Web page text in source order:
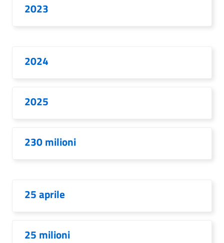
2023
2024
2025
230 milioni
25 aprile
25 milioni